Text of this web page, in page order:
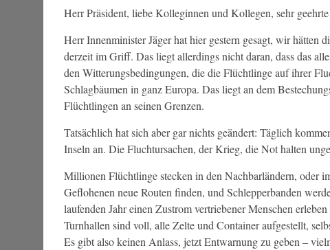
Herr Präsident, liebe Kolleginnen und Kollegen, sehr
Herr Innenminister Jäger hat hier gestern gesagt, wir hätten
derzeit im Griff. Das liegt allerdings nicht daran, dass das
den Witterungsbedingungen, die die Flüchtlinge auf ihrer
Schlagbäumen in ganz Europa. Das liegt an dem
Flüchtlingen an seinen Grenzen.
Tatsächlich hat sich aber gar nichts geändert: Täglich
Inseln an. Die Fluchtursachen, der Krieg, die Not halten
Millionen Flüchtlinge stecken in den Nachbarländern, oder
Geflohenen neue Routen finden, und Schlepperbanden
laufenden Jahr einen Zustrom vertriebener Menschen
Turnhallen sind voll, alle Zelte und Container aufgestellt,
Es gibt also keinen Anlass, jetzt Entwarnung zu geben –